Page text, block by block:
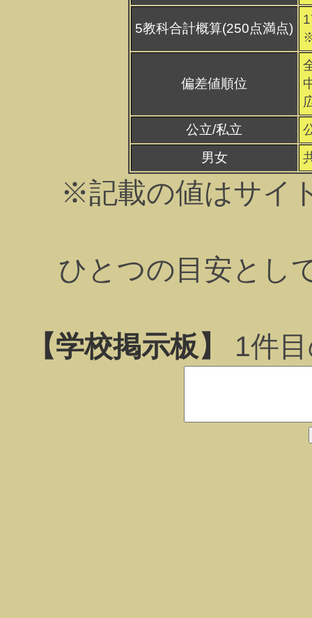
5教科合計概算(250点満点)
偏差値順位
公立/私立
男女
※記載の値はサイ
ひとつの目安とし
【学校掲示板】 1件